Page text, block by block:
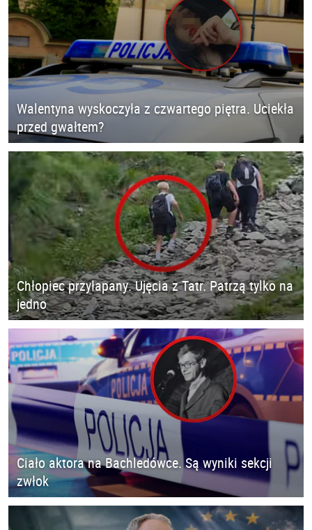
Walentyna wyskoczyła z czwartego piętra. Uciekła
przed gwałtem?
Chłopiec przyłapany. Ujęcia z Tatr. Patrzą tylko na
jedno
Ciało aktora na Bachledówce. Są wyniki sekcji
zwłok